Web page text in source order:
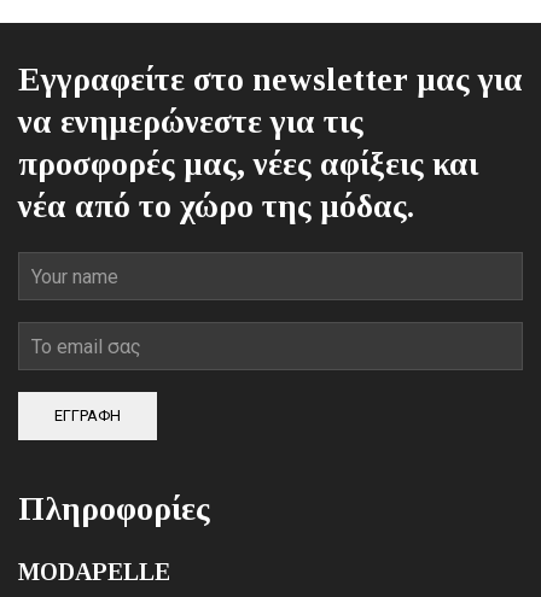
Εγγραφείτε στο newsletter μας για
να ενημερώνεστε για τις
προσφορές μας, νέες αφίξεις και
νέα από το χώρο της μόδας.
ΕΓΓΡΑΦΗ
Πληροφορίες
MODAPELLE